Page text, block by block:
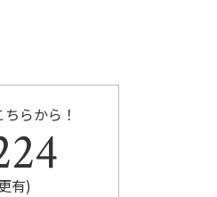
らから！
有)